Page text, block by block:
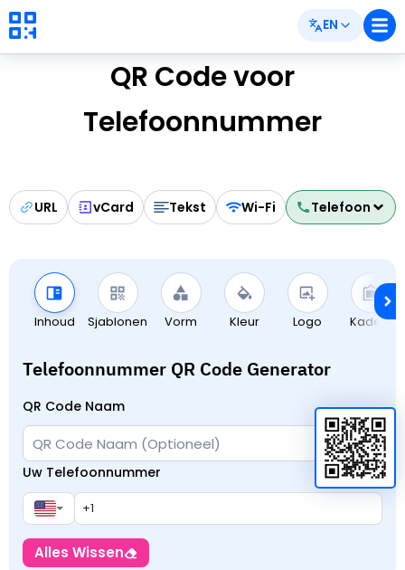
EN
QR Code voor
Telefoonnummer
URL vCard Tekst Wi-Fi Telefoon
Inhoud Sjablonen Vorm Kleur Logo Kaders
Telefoonnummer QR Code Generator
QR Code Naam
Uw Telefoonnummer
Alles Wissen